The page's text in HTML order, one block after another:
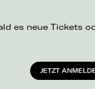
es neue Tickets
JETZT